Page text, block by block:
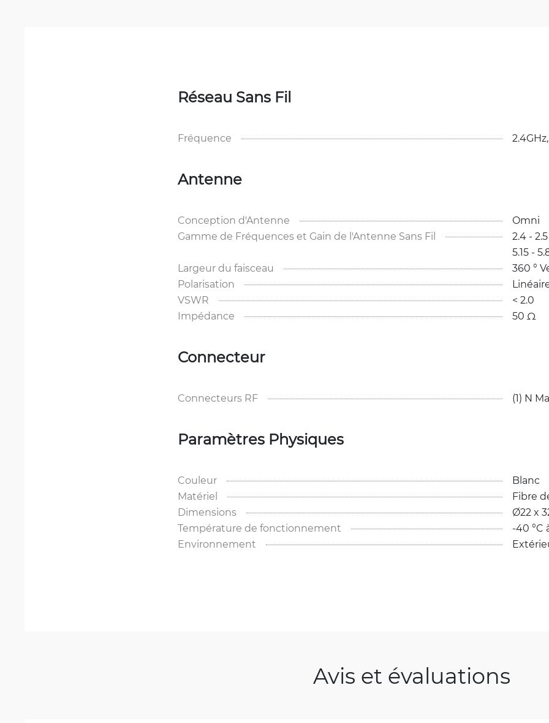
Réseau Sans Fil
Fréquence 2.4GHz,
Antenne
Conception d'Antenne
Omni
Gamme de Fréquences et Gain de l'Antenne Sans Fil
2.4 -
5.15 -
Largeur du faisceau
360 °
Polarisation
VSWR
< 2.0
Impédance
50 Ω
Connecteur
Connecteurs RF (1) N
Paramètres Physiques
Couleur
Blanc
Matériel
Fibre
Dimensions
Ø22 x
Température de fonctionnement
-40 °C
Environnement
Avis et évaluations